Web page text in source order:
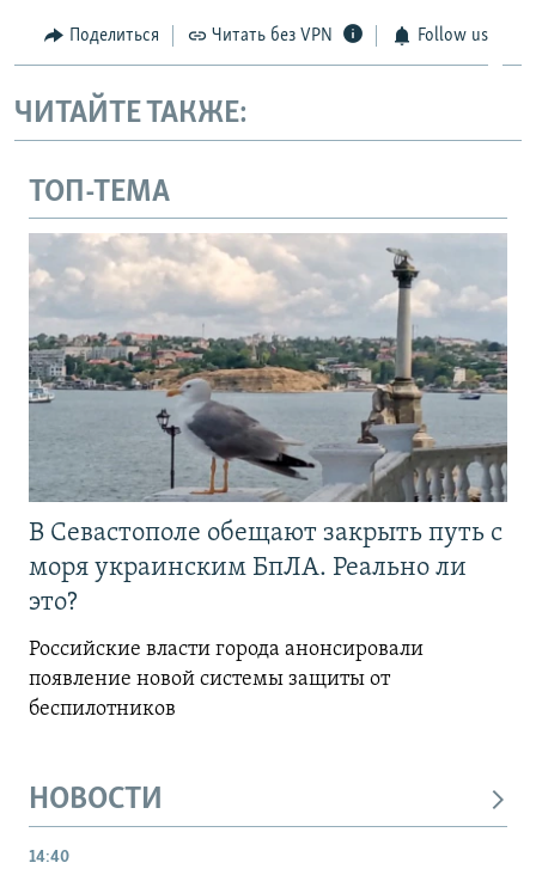
Поделиться Читать без VPN Follow us
ЧИТАЙТЕ ТАКЖЕ:
ТОП-ТЕМА
В Севастополе обещают закрыть путь с
моря украинским БпЛА. Реально ли
это?
Российские власти города анонсировали
появление новой системы защиты от
беспилотников
НОВОСТИ
14:40